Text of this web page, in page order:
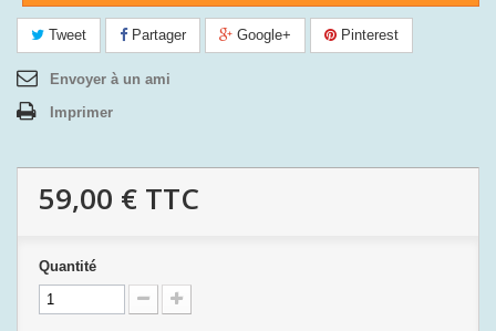
Tweet Partager Google+ Pinterest
Envoyer à un ami
Imprimer
59,00 € TTC
Quantité